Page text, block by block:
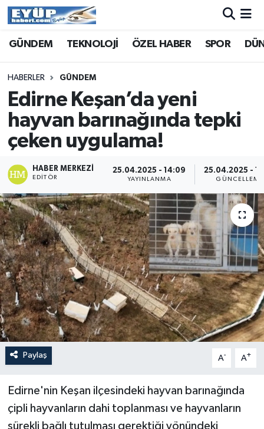
GÜNDEM TEKNOLOJİ ÖZEL HABER SPOR
HABERLER GÜNDEM
Edirne Keşan’da yeni
hayvan barınağında tepki
çeken uygulama!
HABER MERKEZI
EDITÖR
25.04.2025 - 14:09
YAYINLANMA
25.04.2025 -
GÜNCELLEME
Paylaş A- A+
Edirne'nin Keşan ilçesindeki hayvan barınağında
çipli hayvanların dahi toplanması ve hayvanların
sürekli bağlı tutulması gerektiği yönündeki